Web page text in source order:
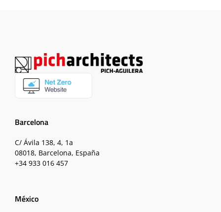
Barcelona
C/ Ávila 138, 4, 1a
08018, Barcelona, España
+34 933 016 457
México